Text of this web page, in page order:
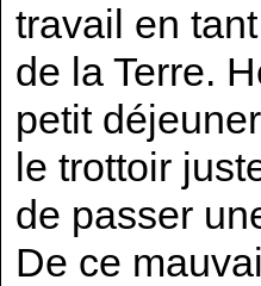
travail en
de la Terre.
petit
le trottoir
de passer
De ce